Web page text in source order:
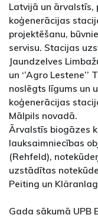
Latvijā un ārvalstīs,
koģenerācijas
projektēšanu,
servisu. Stacijas
Jaundzelves
un ‘’Agro
noslēgts līgums un
koģenerācijas
Mālpils novadā.
Ārvalstīs biogāzes
lauksaimniecības
(Rehfeld),
uzstādītas
Peiting un
Gada sākumā UPB